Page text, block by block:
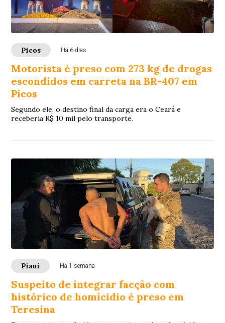
Picos Há 6 dias
Motorista é preso com 273 kg de drogas
escondidos em carreta na BR-407 em
Picos
Segundo ele, o destino final da carga era o Ceará e
receberia R$ 10 mil pelo transporte.
Piauí Há 1 semana
Suspeito de integrar facção com
histórico de homicídio é preso em
Teresina